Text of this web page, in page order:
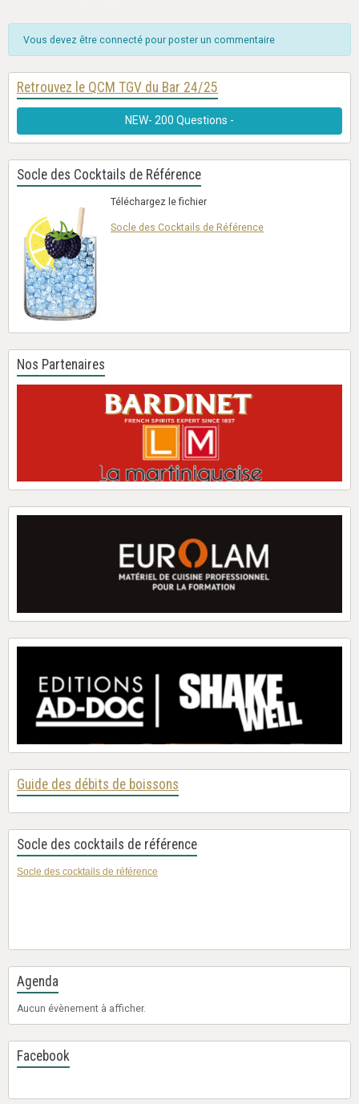
Vous devez être connecté pour poster un commentaire
Retrouvez le QCM TGV du Bar 24/25
NEW- 200 Questions -
Socle des Cocktails de Référence
Téléchargez le fichier
Socle des Cocktails de Référence
Nos Partenaires
Guide des débits de boissons
Socle des cocktails de référence
Socle des cocktails de référence
Agenda
Aucun évènement à afficher.
Facebook